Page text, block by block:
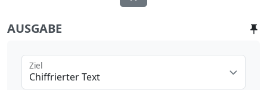
AUSGABE
Chiffrierter Text
Ziel